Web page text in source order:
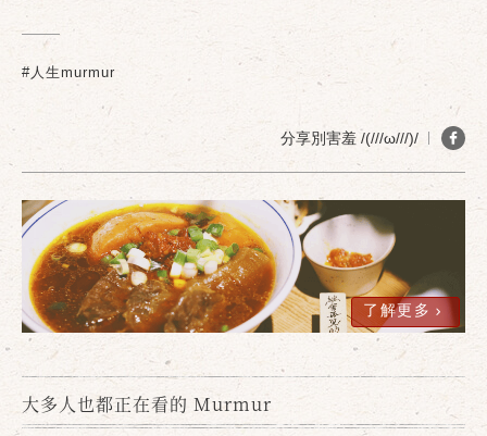
#人生murmur
分享別害羞 /(///ω///)/
了解更多
大多人也都正在看的 Murmur
確定 取消